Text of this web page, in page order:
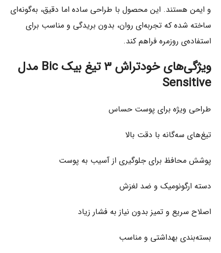
و ایمن هستند. این محصول با طراحی ساده اما دقیق، به‌گونه‌ای
ساخته شده که تجربه‌ای روان، بدون بریدگی و مناسب برای
استفاده‌ی روزمره فراهم کند.
ویژگی‌های خودتراش ۳ تیغ بیک Bic مدل
Sensitive
طراحی ویژه برای پوست حساس
تیغ‌های سه‌گانه با دقت بالا
پوشش محافظ برای جلوگیری از آسیب به پوست
دسته ارگونومیک و ضد لغزش
اصلاح سریع و تمیز بدون نیاز به فشار زیاد
بسته‌بندی بهداشتی و مناسب